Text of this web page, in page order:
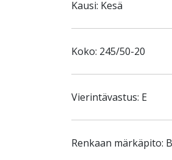
Kausi: Kesä
Koko: 245/50-20
Vierintävastus: E
Renkaan märkäpito: B